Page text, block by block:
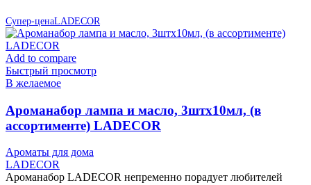
Супер-ценаLADECOR
Add to compare
Быстрый просмотр
В желаемое
Ароманабор лампа и масло, 3штx10мл, (в
ассортименте) LADECOR
Ароматы для дома
LADECOR
Ароманабор LADECOR непременно порадует любителей